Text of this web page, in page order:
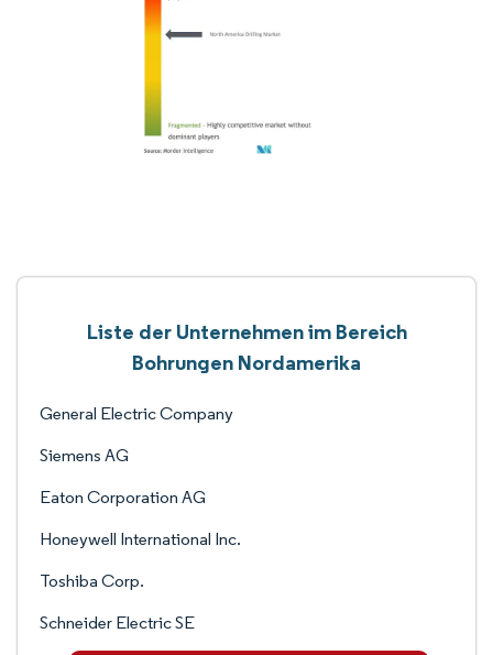
Liste der Unternehmen im Bereich
Bohrungen Nordamerika
General Electric Company
Siemens AG
Eaton Corporation AG
Honeywell International Inc.
Toshiba Corp.
Schneider Electric SE